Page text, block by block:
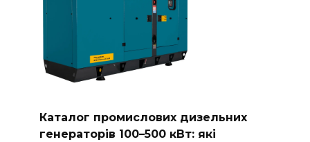
Каталог промислових дизельних
генераторів 100–500 кВт: які